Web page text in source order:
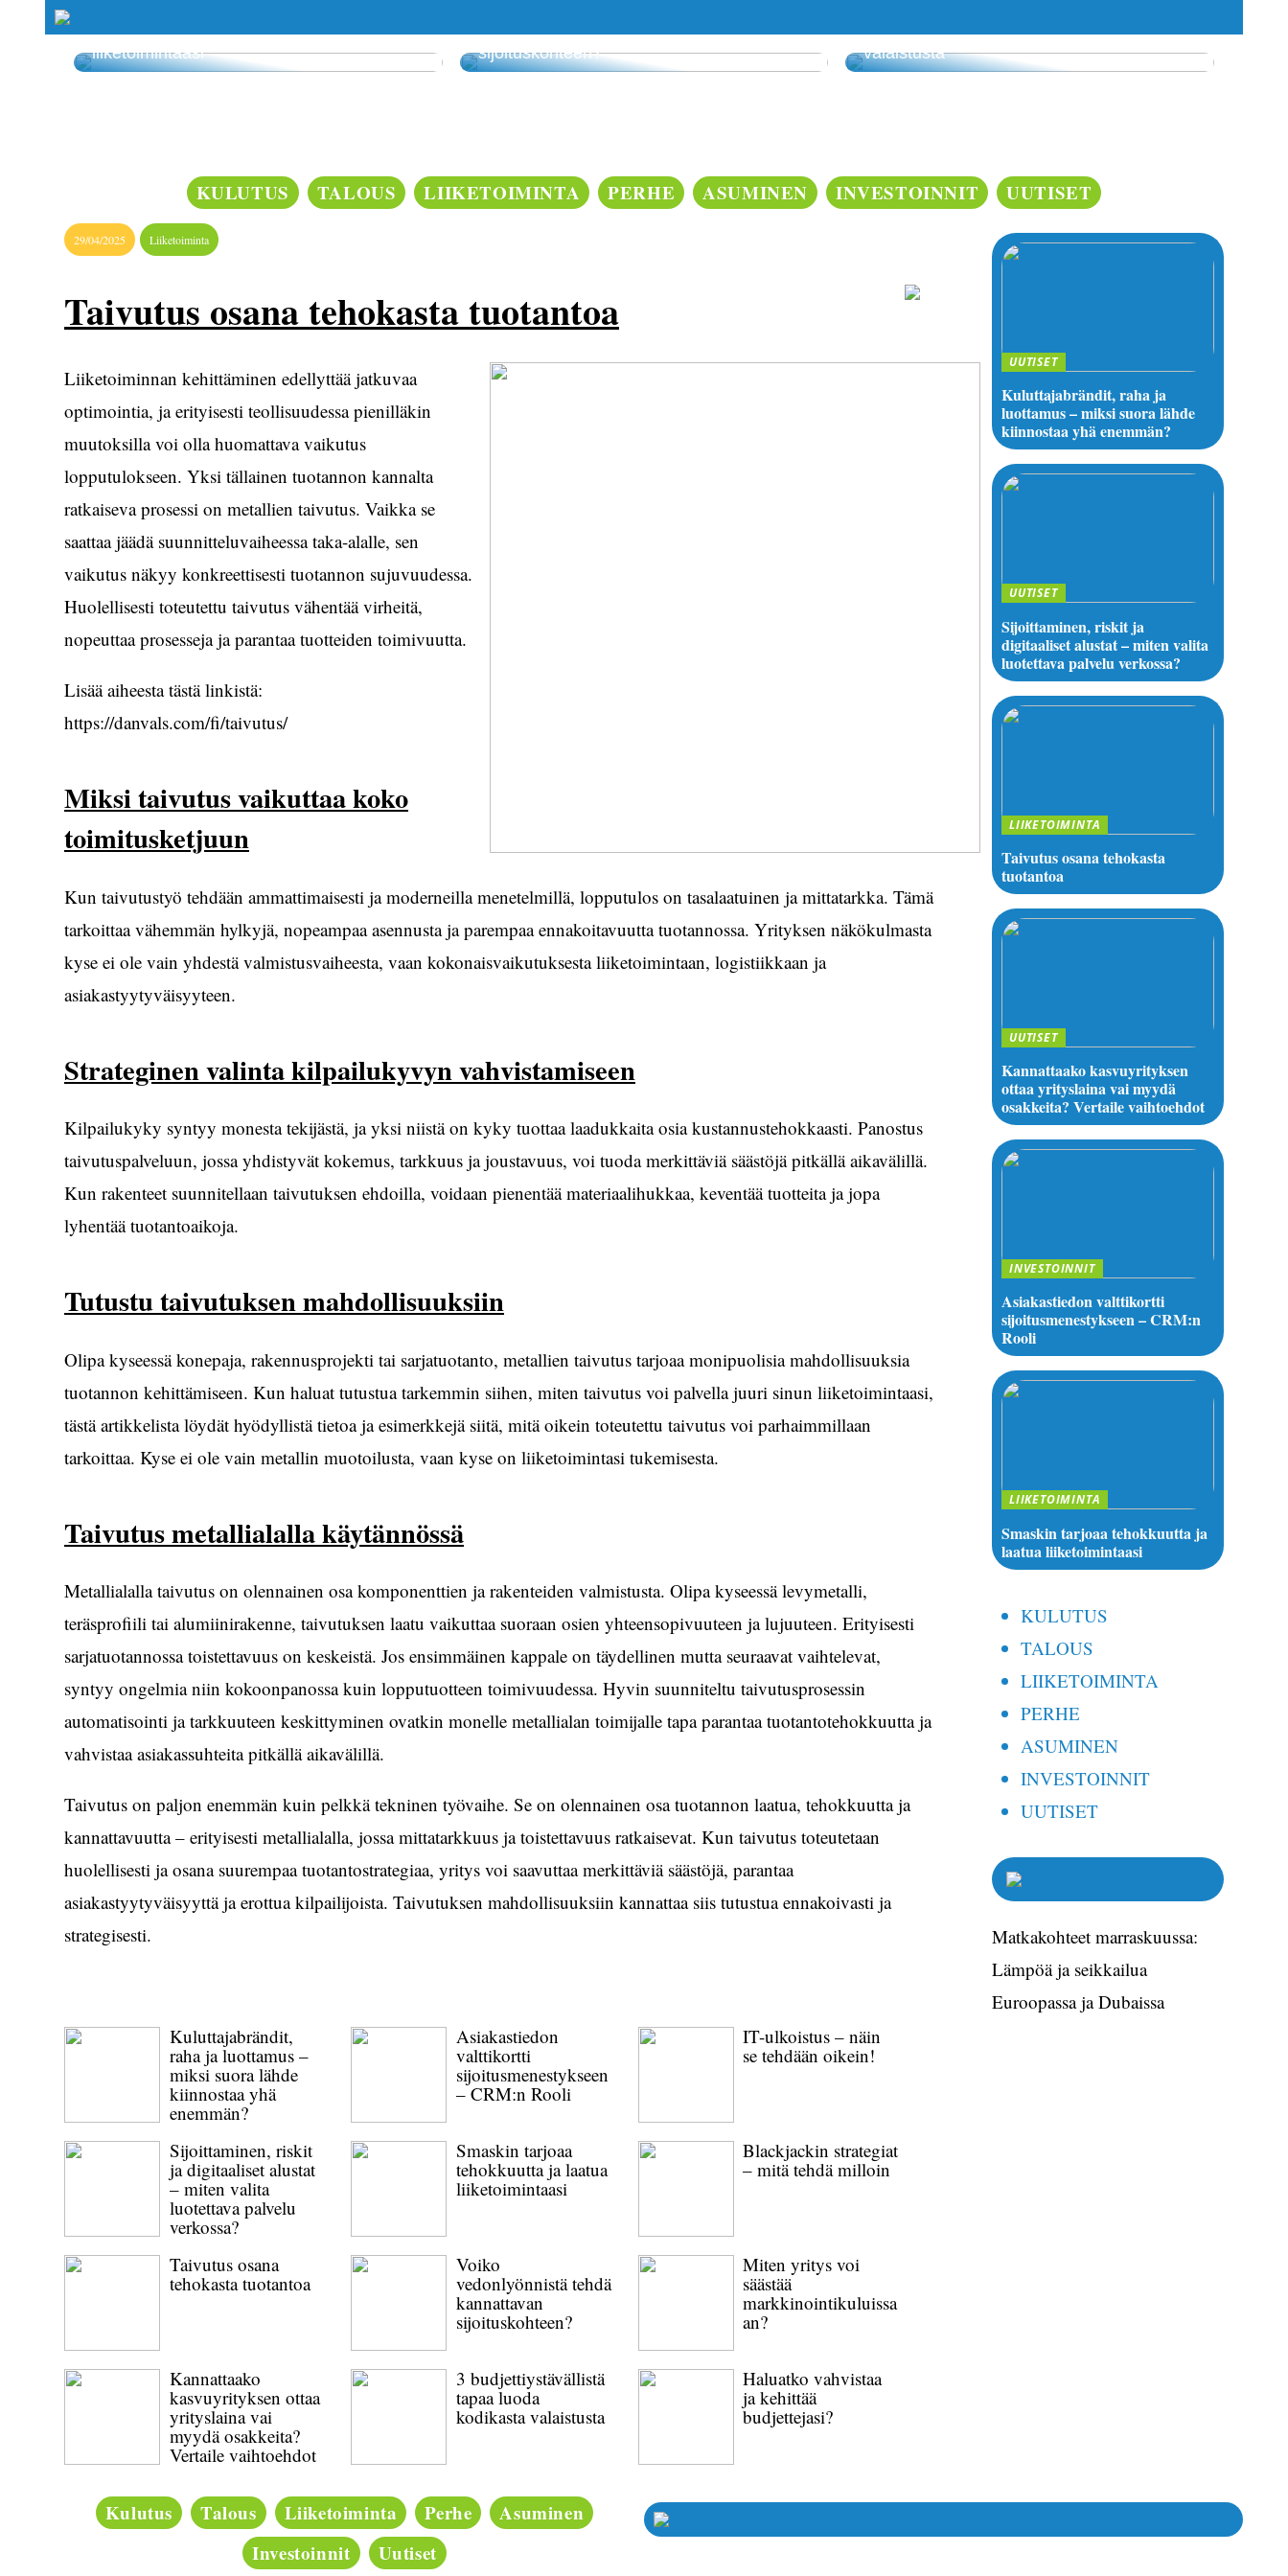
Smaskin tarjoaa tehokkuutta ja laatua
liiketoimintaasi
Voiko vedonlyönnistä tehdä kannattavan
sijoituskohteen?
3 budjettiystävällistä tapaa luoda kodikasta
valaistusta
KULUTUS TALOUS LIIKETOIMINTA PERHE ASUMINEN INVESTOINNIT UUTISET
29/04/2025 Liiketoiminta
Taivutus osana tehokasta tuotantoa
Liiketoiminnan kehittäminen edellyttää jatkuvaa
optimointia, ja erityisesti teollisuudessa pienilläkin
muutoksilla voi olla huomattava vaikutus
lopputulokseen. Yksi tällainen tuotannon kannalta
ratkaiseva prosessi on metallien taivutus. Vaikka se
saattaa jäädä suunnitteluvaiheessa taka-alalle, sen
vaikutus näkyy konkreettisesti tuotannon sujuvuudessa.
Huolellisesti toteutettu taivutus vähentää virheitä,
nopeuttaa prosesseja ja parantaa tuotteiden toimivuutta.
Lisää aiheesta tästä linkistä:
https://danvals.com/fi/taivutus/
Miksi taivutus vaikuttaa koko
toimitusketjuun
Kun taivutustyö tehdään ammattimaisesti ja moderneilla menetelmillä, lopputulos on tasalaatuinen ja mittatarkka. Tämä
tarkoittaa vähemmän hylkyjä, nopeampaa asennusta ja parempaa ennakoitavuutta tuotannossa. Yrityksen näkökulmasta
kyse ei ole vain yhdestä valmistusvaiheesta, vaan kokonaisvaikutuksesta liiketoimintaan, logistiikkaan ja
asiakastyytyväisyyteen.
Strateginen valinta kilpailukyvyn vahvistamiseen
Kilpailukyky syntyy monesta tekijästä, ja yksi niistä on kyky tuottaa laadukkaita osia kustannustehokkaasti. Panostus
taivutuspalveluun, jossa yhdistyvät kokemus, tarkkuus ja joustavuus, voi tuoda merkittäviä säästöjä pitkällä aikavälillä.
Kun rakenteet suunnitellaan taivutuksen ehdoilla, voidaan pienentää materiaalihukkaa, keventää tuotteita ja jopa
lyhentää tuotantoaikoja.
Tutustu taivutuksen mahdollisuuksiin
Olipa kyseessä konepaja, rakennusprojekti tai sarjatuotanto, metallien taivutus tarjoaa monipuolisia mahdollisuuksia
tuotannon kehittämiseen. Kun haluat tutustua tarkemmin siihen, miten taivutus voi palvella juuri sinun liiketoimintaasi,
tästä artikkelista löydät hyödyllistä tietoa ja esimerkkejä siitä, mitä oikein toteutettu taivutus voi parhaimmillaan
tarkoittaa. Kyse ei ole vain metallin muotoilusta, vaan kyse on liiketoimintasi tukemisesta.
Taivutus metallialalla käytännössä
Metallialalla taivutus on olennainen osa komponenttien ja rakenteiden valmistusta. Olipa kyseessä levymetalli,
teräsprofiili tai alumiinirakenne, taivutuksen laatu vaikuttaa suoraan osien yhteensopivuuteen ja lujuuteen. Erityisesti
sarjatuotannossa toistettavuus on keskeistä. Jos ensimmäinen kappale on täydellinen mutta seuraavat vaihtelevat,
syntyy ongelmia niin kokoonpanossa kuin lopputuotteen toimivuudessa. Hyvin suunniteltu taivutusprosessin
automatisointi ja tarkkuuteen keskittyminen ovatkin monelle metallialan toimijalle tapa parantaa tuotantotehokkuutta ja
vahvistaa asiakassuhteita pitkällä aikavälillä.
Taivutus on paljon enemmän kuin pelkkä tekninen työvaihe. Se on olennainen osa tuotannon laatua, tehokkuutta ja
kannattavuutta – erityisesti metallialalla, jossa mittatarkkuus ja toistettavuus ratkaisevat. Kun taivutus toteutetaan
huolellisesti ja osana suurempaa tuotantostrategiaa, yritys voi saavuttaa merkittäviä säästöjä, parantaa
asiakastyytyväisyyttä ja erottua kilpailijoista. Taivutuksen mahdollisuuksiin kannattaa siis tutustua ennakoivasti ja
strategisesti.
Kuluttajabrändit,
raha ja luottamus –
miksi suora lähde
kiinnostaa yhä
enemmän?
Sijoittaminen, riskit
ja digitaaliset alustat
– miten valita
luotettava palvelu
verkossa?
Taivutus osana
tehokasta tuotantoa
Kannattaako
kasvuyrityksen ottaa
yrityslaina vai
myydä osakkeita?
Vertaile vaihtoehdot
Asiakastiedon
valttikortti
sijoitusmenestykseen
– CRM:n Rooli
Smaskin tarjoaa
tehokkuutta ja laatua
liiketoimintaasi
Voiko
vedonlyönnistä tehdä
kannattavan
sijoituskohteen?
3 budjettiystävällistä
tapaa luoda
kodikasta valaistusta
IT-ulkoistus – näin
se tehdään oikein!
Blackjackin strategiat
– mitä tehdä milloin
Miten yritys voi
säästää
markkinointikuluissa
an?
Haluatko vahvistaa
ja kehittää
budjettejasi?
UUTISET
Kuluttajabrändit, raha ja
luottamus – miksi suora lähde
kiinnostaa yhä enemmän?
UUTISET
Sijoittaminen, riskit ja
digitaaliset alustat – miten valita
luotettava palvelu verkossa?
LIIKETOIMINTA
Taivutus osana tehokasta
tuotantoa
UUTISET
Kannattaako kasvuyrityksen
ottaa yrityslaina vai myydä
osakkeita? Vertaile vaihtoehdot
INVESTOINNIT
Asiakastiedon valttikortti
sijoitusmenestykseen – CRM:n
Rooli
LIIKETOIMINTA
Smaskin tarjoaa tehokkuutta ja
laatua liiketoimintaasi
KULUTUS
TALOUS
LIIKETOIMINTA
PERHE
ASUMINEN
INVESTOINNIT
UUTISET
Matkakohteet marraskuussa:
Lämpöä ja seikkailua
Euroopassa ja Dubaissa
Kulutus Talous Liiketoiminta Perhe
Asuminen
Investoinnit
Uutiset